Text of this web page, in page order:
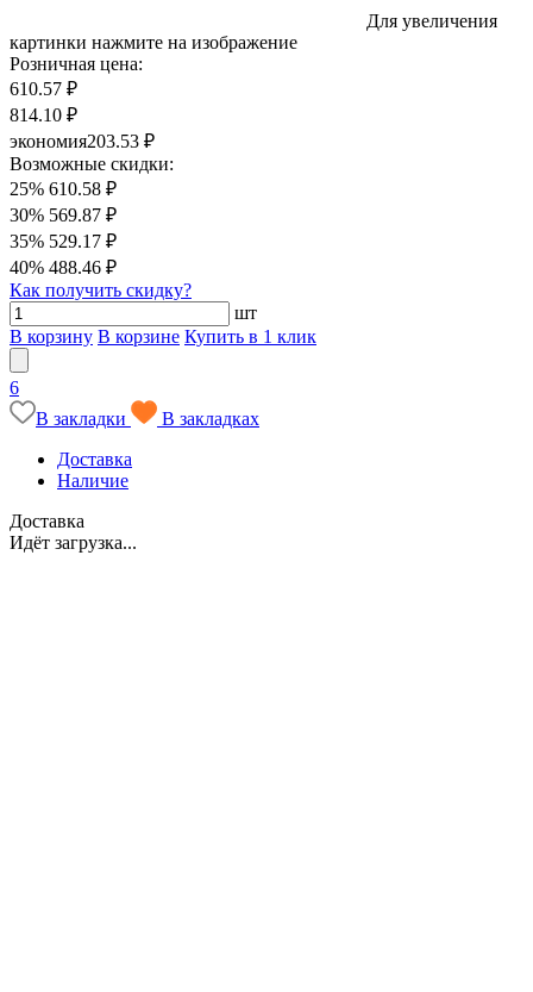
Для увеличения
картинки нажмите на изображение
Розничная цена:
610.57 ₽
814.10 ₽
экономия203.53 ₽
Возможные скидки:
25% 610.58 ₽
30% 569.87 ₽
35% 529.17 ₽
40% 488.46 ₽
Как получить скидку?
шт
В корзину В корзине Купить в 1 клик
6
В закладки
В закладках
Доставка
Наличие
Доставка
Идёт загрузка...